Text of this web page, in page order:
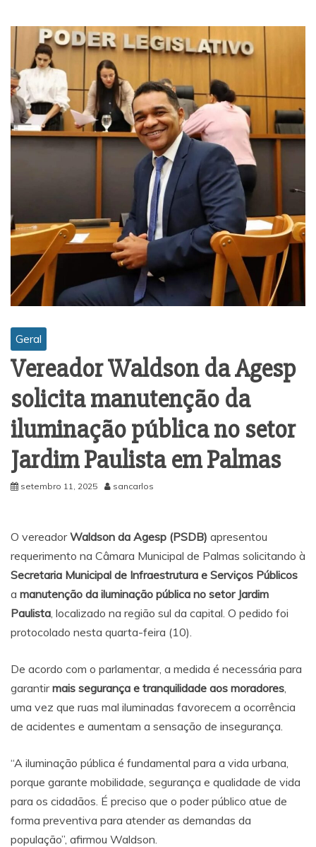
Geral
Vereador Waldson da Agesp
solicita manutenção da
iluminação pública no setor
Jardim Paulista em Palmas
setembro 11, 2025 sancarlos
O vereadorWaldson da Agesp (PSDB) apresentou
requerimento na Câmara Municipal de Palmas solicitando à
Secretaria Municipal de Infraestrutura e Serviços Públicos
a manutenção da iluminação pública no setor Jardim
Paulista , localizado na região sul da capital. O pedido foi
protocolado nesta quarta-feira (10).
De acordo com o parlamentar, a medida é necessária para
garantirmais segurança e tranquilidade aos moradores
uma vez que ruas mal iluminadas favorecem a ocorrência
de acidentes e aumentam a sensação de insegurança.
“A iluminação pública é fundamental para a vida urbana,
porque garante mobilidade, segurança e qualidade de vida
para os cidadãos. É preciso que o poder público atue de
forma preventiva para atender as demandas da
população”, afirmou Waldson.